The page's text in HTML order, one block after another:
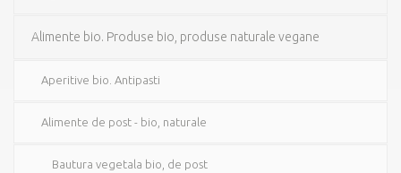
Alimente bio. Produse bio, produse naturale vegane
Aperitive bio. Antipasti
Alimente de post - bio, naturale
Bautura vegetala bio, de post